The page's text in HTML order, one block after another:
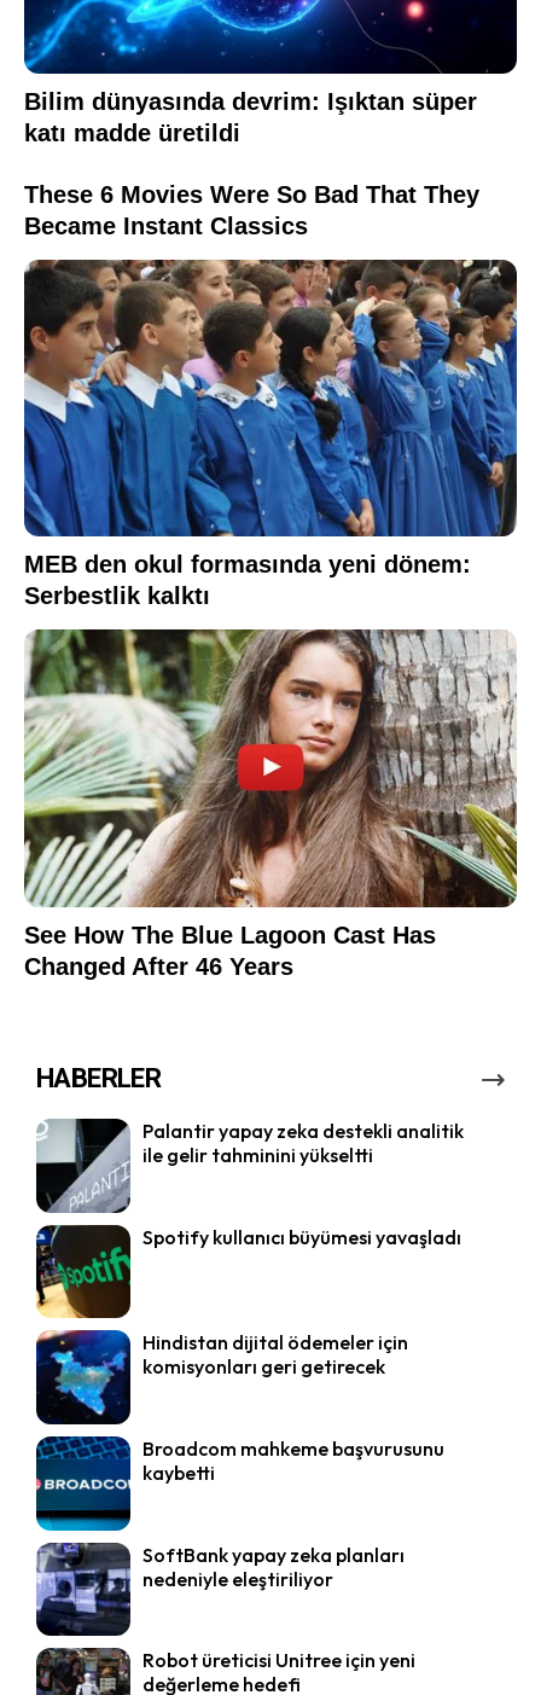
HABERLER
Palantir yapay zeka destekli analitik
ile gelir tahminini yükseltti
Spotify kullanıcı büyümesi yavaşladı
Hindistan dijital ödemeler için
komisyonları geri getirecek
Broadcom mahkeme başvurusunu
kaybetti
SoftBank yapay zeka planları
nedeniyle eleştiriliyor
Robot üreticisi Unitree için yeni
değerleme hedefi